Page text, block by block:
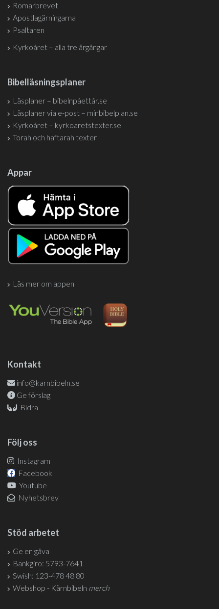
Romarbrevet
Apostlagärningarna
Psaltaren
Kyrkoåret – alla tre årgångar
Bibelläsningsplaner
Läsplaner – bibelnpåettår.se
Läsplaner via e-post – minbibelplan.se
Kyrkoåret – kyrkoaretstexter.se
Torah och haftarah texter
Appar
Läs mer om appen
Kontakt
info@karnbibeln.se
Ge förslag
Bidra
Följ oss
Instagram
Facebook
Youtube
Nyhetsbrev
Stöd arbetet
Ge en gåva
Bankgiro: 5793-7641
Swish: 123-478 48 80
Webshop - Kärnbibeln merch